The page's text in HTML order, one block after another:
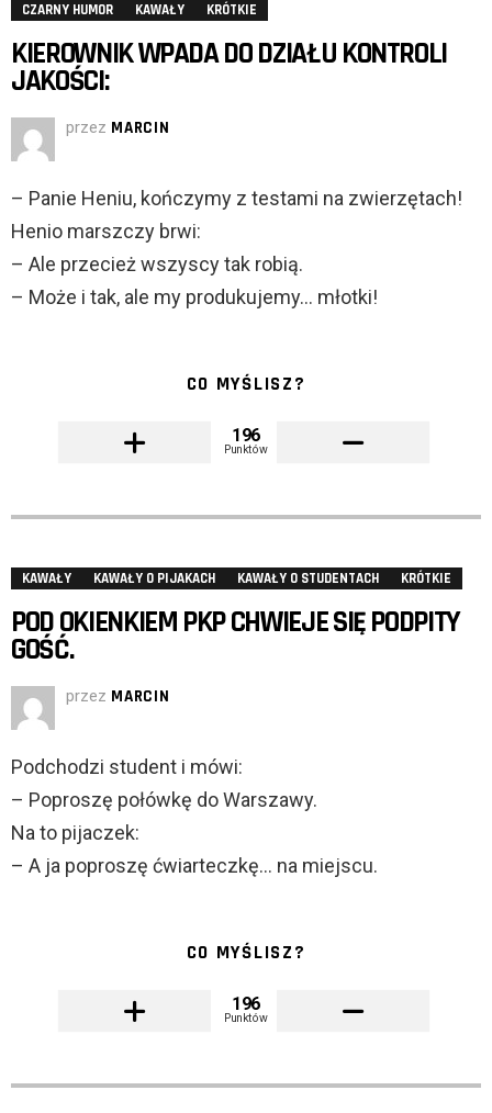
CZARNY HUMOR KAWAŁY KRÓTKIE
KIEROWNIK WPADA DO DZIAŁU KONTROLI
JAKOŚCI:
przez MARCIN
– Panie Heniu, kończymy z testami na zwierzętach!
Henio marszczy brwi:
– Ale przecież wszyscy tak robią.
– Może i tak, ale my produkujemy… młotki!
CO MYŚLISZ?
196
Punktów
KAWAŁY KAWAŁY O PIJAKACH KAWAŁY O STUDENTACH KRÓTKIE
POD OKIENKIEM PKP CHWIEJE SIĘ PODPITY
GOŚĆ.
przez MARCIN
Podchodzi student i mówi:
– Poproszę połówkę do Warszawy.
Na to pijaczek:
– A ja poproszę ćwiarteczkę… na miejscu.
CO MYŚLISZ?
196
Punktów